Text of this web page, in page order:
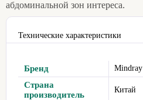
абдоминальной зон интереса.
Технические характеристики
Бренд Mindray
Страна
производитель
Китай